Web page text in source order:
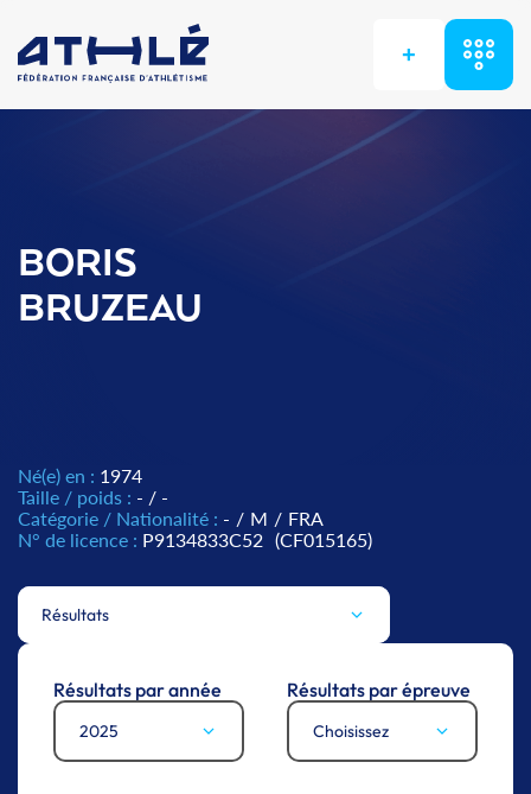
+
BORIS
BRUZEAU
Né(e) en : 1974
Taille / poids : - / -
Catégorie / Nationalité : - / M / FRA
N° de licence : P9134833C52 (CF015165)
Résultats
Résultats par année
2025
Résultats par épreuve
Choisissez